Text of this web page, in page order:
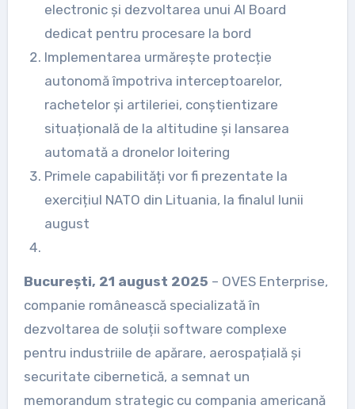
electronic și dezvoltarea unui AI Board
dedicat pentru procesare la bord
Implementarea urmărește protecție
autonomă împotriva interceptoarelor,
rachetelor și artileriei, conștientizare
situațională de la altitudine și lansarea
automată a dronelor loitering
Primele capabilități vor fi prezentate la
exercițiul NATO din Lituania, la finalul lunii
august
București, 21 august 2025 – OVES Enterprise,
companie românească specializată în
dezvoltarea de soluții software complexe
pentru industriile de apărare, aerospațială și
securitate cibernetică, a semnat un
memorandum strategic cu compania americană